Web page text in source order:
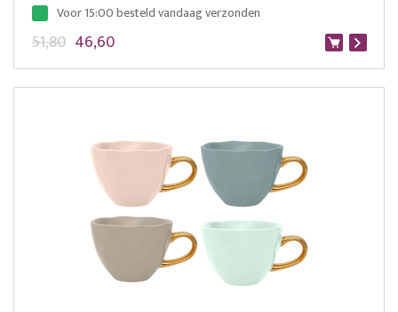
Voor 15:00 besteld vandaag verzonden
46,60
51,80